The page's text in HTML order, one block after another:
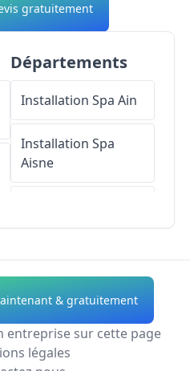
gratuitement
Départements
Installation Spa Ain
Installation Spa
Aisne
Allier
Provence
Installation Spa
& gratuitement
entreprise sur cette page
légales